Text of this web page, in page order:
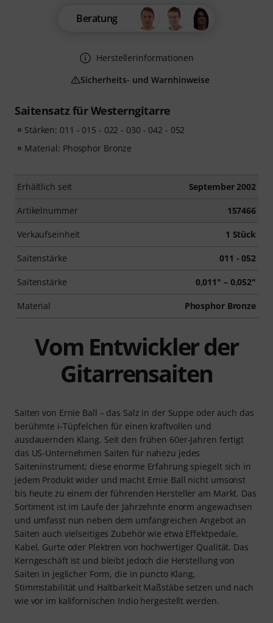
Saitensatz für Westerngitarre
Stärken: 011 - 015 - 022 - 030 - 042 - 052
Material: Phosphor Bronze
Erhältlich seit September 2002
Artikelnummer 157466
Verkaufseinheit 1 Stück
Saitenstärke 011 - 052
Saitenstärke 0,011" – 0,052"
Material Phosphor Bronze
Beratung
Herstellerinformationen
Sicherheits- und Warnhinweise
Vom Entwickler der
Gitarrensaiten
Saiten von Ernie Ball – das Salz in der Suppe oder auch das
berühmte i-Tüpfelchen für einen kraftvollen und
ausdauernden Klang. Seit den frühen 60er-Jahren fertigt
das US-Unternehmen Saiten für nahezu jedes
Saiteninstrument; diese enorme Erfahrung spiegelt sich in
jedem Produkt wider und macht Ernie Ball nicht umsonst
bis heute zu einem der führenden Hersteller am Markt. Das
Sortiment ist im Laufe der Jahrzehnte enorm angewachsen
und umfasst nun neben dem umfangreichen Angebot an
Saiten auch vielseitiges Zubehör wie etwa Effektpedale,
Kabel, Gurte oder Plektren von hochwertiger Qualität. Das
Kerngeschäft ist und bleibt jedoch die Herstellung von
Saiten in jeglicher Form, die in puncto Klang,
Stimmstabilität und Haltbarkeit Maßstäbe setzen und nach
wie vor im kalifornischen Indio hergestellt werden.